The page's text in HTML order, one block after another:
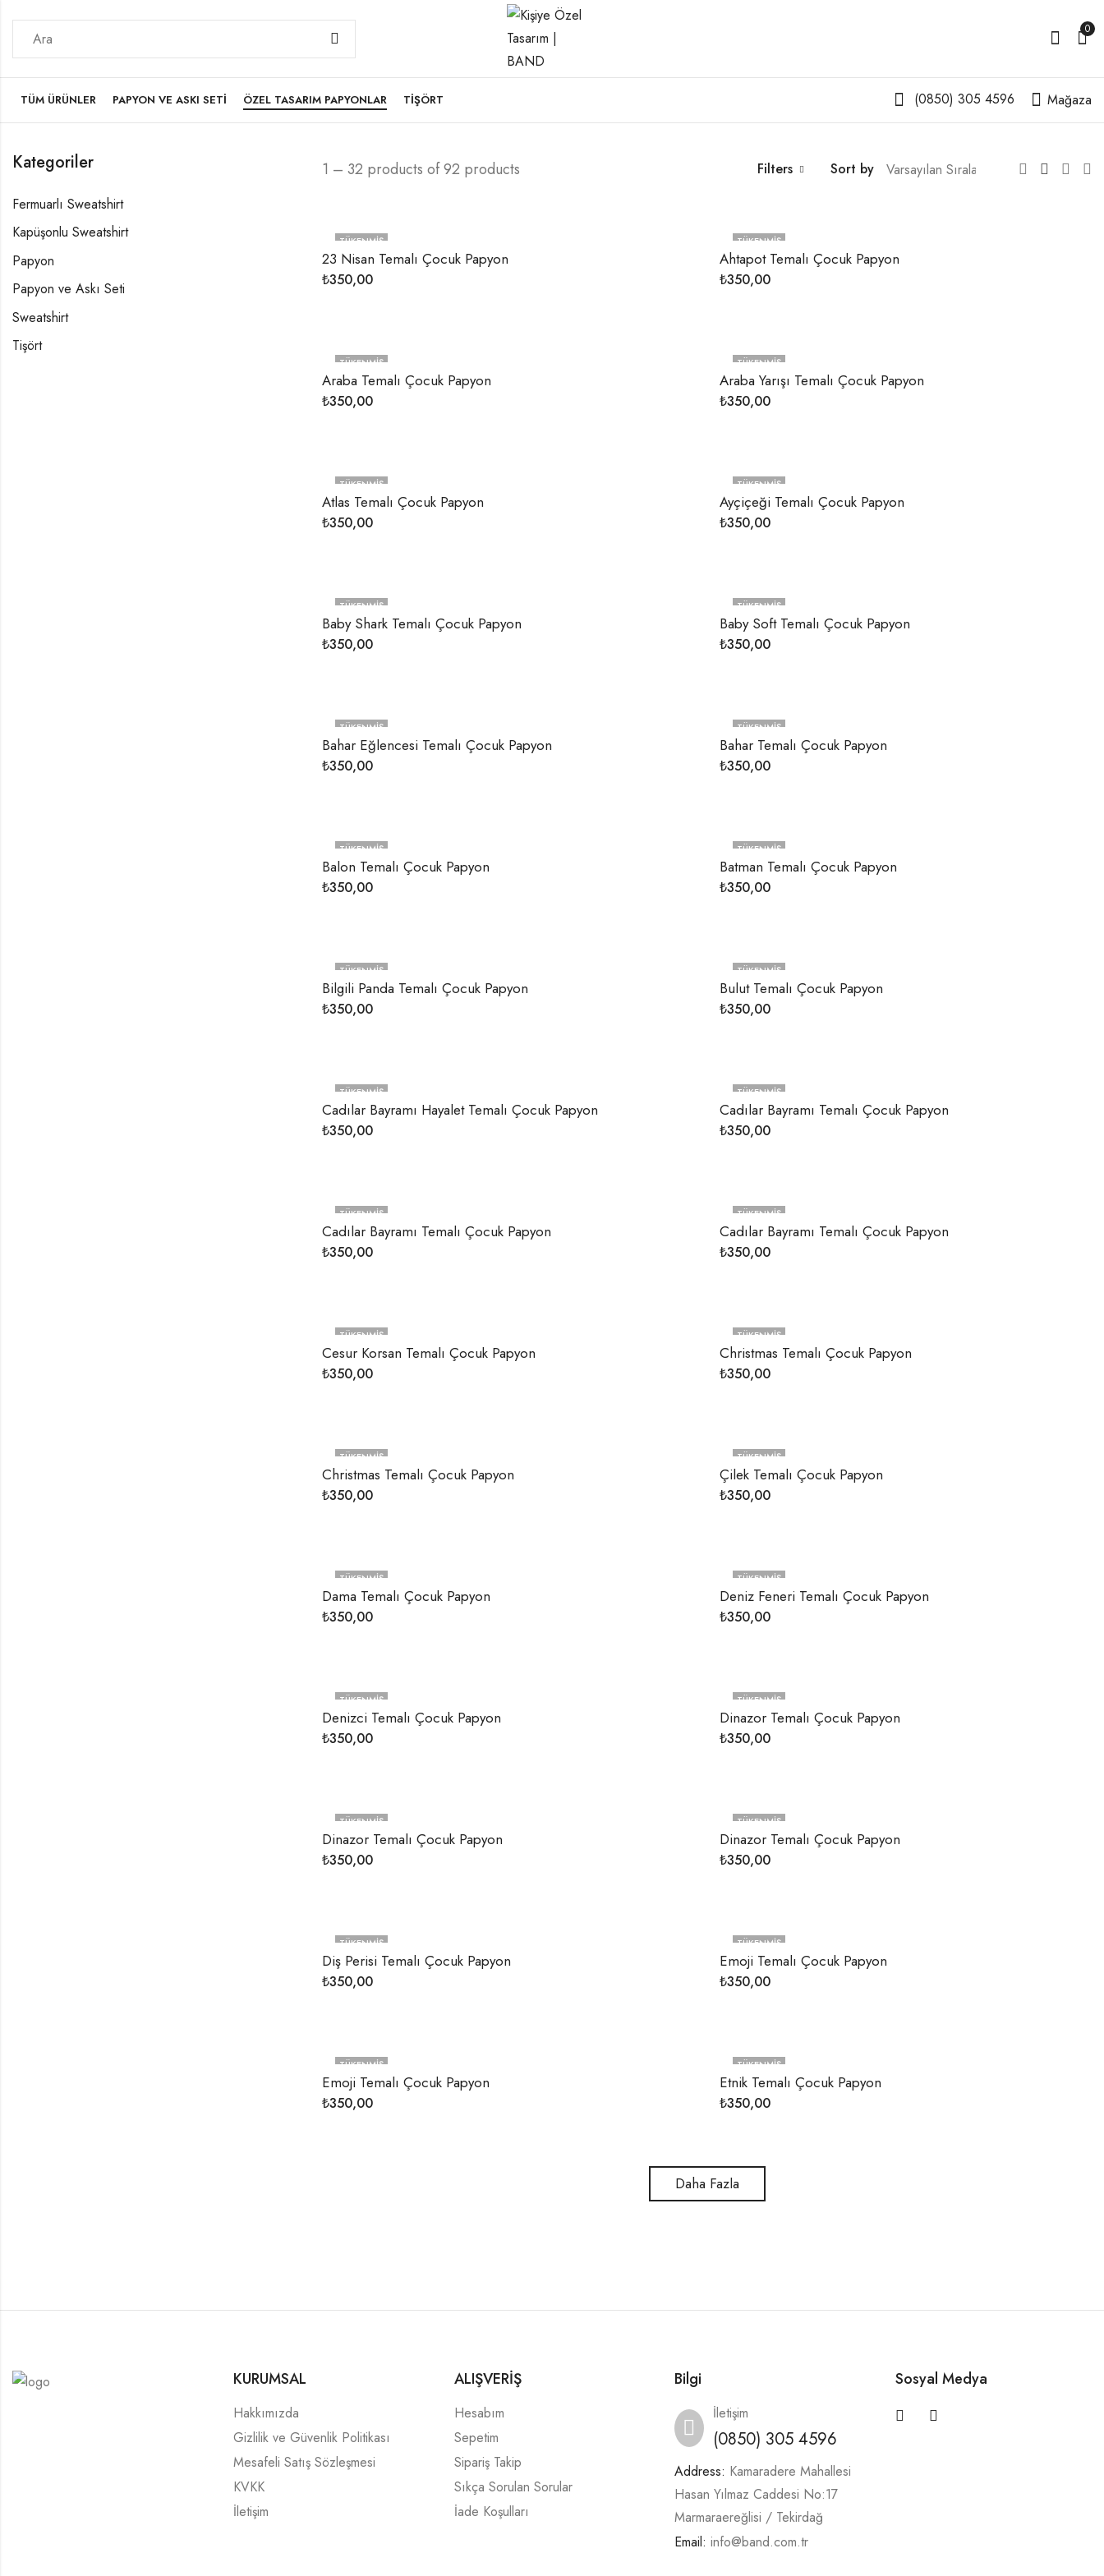
0
TÜM ÜRÜNLER PAPYON VE ASKI SETI ÖZEL TASARIM PAPYONLAR TIŞÖRT (0850) 305 4596 Mağaza
1 – 32 products of 92 products Filters Sort by
TÜKENMIŞ
23 Nisan Temalı Çocuk Papyon
₺350,00
TÜKENMIŞ
Ahtapot Temalı Çocuk Papyon
₺350,00
TÜKENMIŞ
Araba Temalı Çocuk Papyon
₺350,00
TÜKENMIŞ
Araba Yarışı Temalı Çocuk Papyon
₺350,00
TÜKENMIŞ
Atlas Temalı Çocuk Papyon
₺350,00
TÜKENMIŞ
Ayçiçeği Temalı Çocuk Papyon
₺350,00
TÜKENMIŞ
Baby Shark Temalı Çocuk Papyon
₺350,00
TÜKENMIŞ
Baby Soft Temalı Çocuk Papyon
₺350,00
TÜKENMIŞ
Bahar Eğlencesi Temalı Çocuk Papyon
₺350,00
TÜKENMIŞ
Bahar Temalı Çocuk Papyon
₺350,00
TÜKENMIŞ
Balon Temalı Çocuk Papyon
₺350,00
TÜKENMIŞ
Batman Temalı Çocuk Papyon
₺350,00
TÜKENMIŞ
Bilgili Panda Temalı Çocuk Papyon
₺350,00
TÜKENMIŞ
Bulut Temalı Çocuk Papyon
₺350,00
TÜKENMIŞ
Cadılar Bayramı Hayalet Temalı Çocuk Papyon
₺350,00
TÜKENMIŞ
Cadılar Bayramı Temalı Çocuk Papyon
₺350,00
TÜKENMIŞ
Cadılar Bayramı Temalı Çocuk Papyon
₺350,00
TÜKENMIŞ
Cadılar Bayramı Temalı Çocuk Papyon
₺350,00
TÜKENMIŞ
Cesur Korsan Temalı Çocuk Papyon
₺350,00
TÜKENMIŞ
Christmas Temalı Çocuk Papyon
₺350,00
TÜKENMIŞ
Christmas Temalı Çocuk Papyon
₺350,00
TÜKENMIŞ
Çilek Temalı Çocuk Papyon
₺350,00
TÜKENMIŞ
Dama Temalı Çocuk Papyon
₺350,00
TÜKENMIŞ
Deniz Feneri Temalı Çocuk Papyon
₺350,00
TÜKENMIŞ
Denizci Temalı Çocuk Papyon
₺350,00
TÜKENMIŞ
Dinazor Temalı Çocuk Papyon
₺350,00
TÜKENMIŞ
Dinazor Temalı Çocuk Papyon
₺350,00
TÜKENMIŞ
Dinazor Temalı Çocuk Papyon
₺350,00
TÜKENMIŞ
Diş Perisi Temalı Çocuk Papyon
₺350,00
TÜKENMIŞ
Emoji Temalı Çocuk Papyon
₺350,00
TÜKENMIŞ
Emoji Temalı Çocuk Papyon
₺350,00
TÜKENMIŞ
Etnik Temalı Çocuk Papyon
₺350,00
Daha Fazla
Kategoriler
Fermuarlı Sweatshirt
Kapüşonlu Sweatshirt
Papyon
Papyon ve Askı Seti
Sweatshirt
Tişört
KURUMSAL
Hakkımızda
Gizlilik ve Güvenlik Politikası
Mesafeli Satış Sözleşmesi
KVKK
İletişim
ALIŞVERİŞ
Hesabım
Sepetim
Sipariş Takip
Sıkça Sorulan Sorular
İade Koşulları
Bilgi
İletişim
(0850) 305 4596
Address: Kamaradere Mahallesi
Hasan Yılmaz Caddesi No:17
Marmaraereğlisi / Tekirdağ
Email: info@band.com.tr
Sosyal Medya